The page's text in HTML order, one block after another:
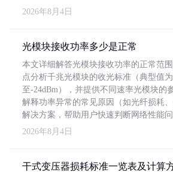
2026年8月4日
光模块接收功率多少是正常
本文详细解答光模块接收功率的正常范
点分析千兆光模块的收光标准（典型值
至-24dBm），并提供不同速率光模块的
解释功率异常的常见原因（如光纤损耗
解决方案，帮助用户快速判断网络性能问
2026年8月4日
干式变压器损耗标准一览表及计算